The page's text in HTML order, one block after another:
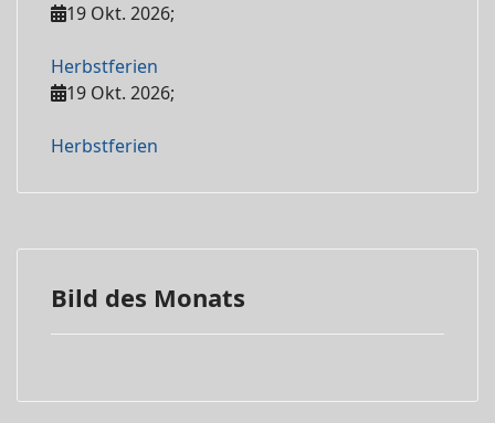
19 Okt. 2026;
Herbstferien
19 Okt. 2026;
Herbstferien
Bild des Monats